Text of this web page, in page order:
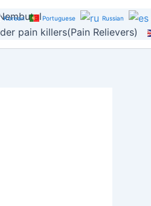
pain killers(Pain Relievers)
Korean Portuguese Russian